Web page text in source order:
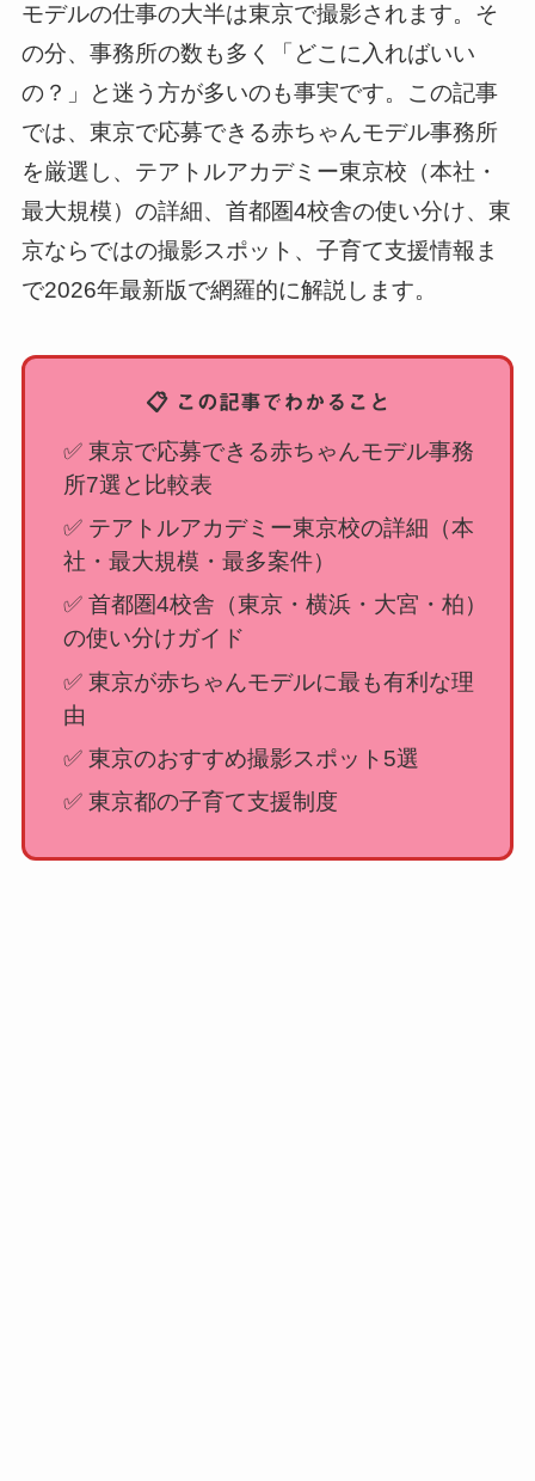
モデルの仕事の大半は東京で撮影されます。そ
の分、事務所の数も多く「どこに入ればいい
の？」と迷う方が多いのも事実です。この記事
では、東京で応募できる赤ちゃんモデル事務所
を厳選し、テアトルアカデミー東京校（本社・
最大規模）の詳細、首都圏4校舎の使い分け、東
京ならではの撮影スポット、子育て支援情報ま
で2026年最新版で網羅的に解説します。
📋 この記事でわかること
✅ 東京で応募できる赤ちゃんモデル事務
所7選と比較表
✅ テアトルアカデミー東京校の詳細（本
社・最大規模・最多案件）
✅ 首都圏4校舎（東京・横浜・大宮・柏）
の使い分けガイド
✅ 東京が赤ちゃんモデルに最も有利な理
由
✅ 東京のおすすめ撮影スポット5選
✅ 東京都の子育て支援制度